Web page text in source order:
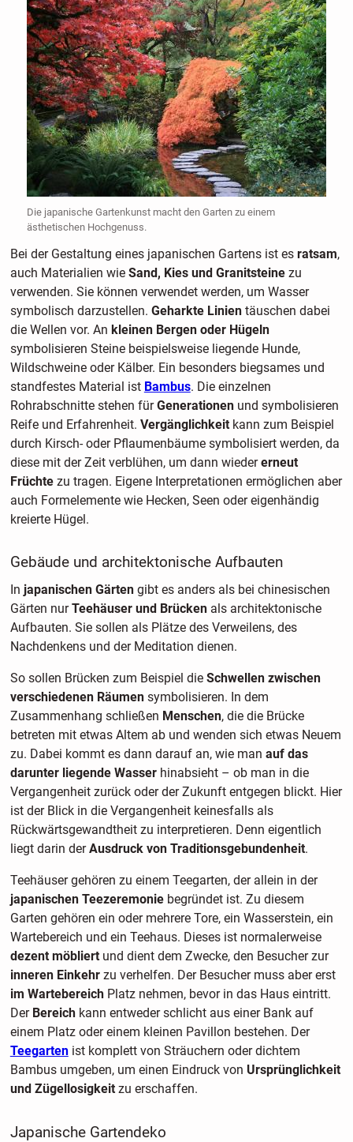
Die japanische Gartenkunst macht den Garten zu einem
ästhetischen Hochgenuss.
Bei der Gestaltung eines japanischen Gartens ist es ratsam,
auch Materialien wie Sand, Kies und Granitsteinezu
verwenden. Sie können verwendet werden, um Wasser
symbolisch darzustellen. Geharkte Linientäuschen dabei
die Wellen vor. An kleinen Bergen oder Hügeln
symbolisieren Steine beispielsweise liegende Hunde,
Wildschweine oder Kälber. Ein besonders biegsames und
standfestes Material ist Bambus. Die einzelnen
Rohrabschnitte stehen fürGenerationenund symbolisieren
Reife und Erfahrenheit. Vergänglichkeitkann zum Beispiel
durch Kirsch- oder Pflaumenbäume symbolisiert werden, da
diese mit der Zeit verblühen, um dann wiedererneut
Früchtezu tragen. Eigene Interpretationen ermöglichen aber
auch Formelemente wie Hecken, Seen oder eigenhändig
kreierte Hügel.
Gebäude und architektonische Aufbauten
In japanischen Gärtengibt es anders als bei chinesischen
Gärten nurTeehäuser und Brückenals architektonische
Aufbauten. Sie sollen als Plätze des Verweilens, des
Nachdenkens und der Meditation dienen.
So sollen Brücken zum Beispiel die Schwellen zwischen
verschiedenen Räumensymbolisieren. In dem
Zusammenhang schließen Menschen, die die Brücke
betreten mit etwas Altem ab und wenden sich etwas Neuem
zu. Dabei kommt es dann darauf an, wie man auf das
darunter liegende Wasserhinabsieht – ob man in die
Vergangenheit zurück oder der Zukunft entgegen blickt. Hier
ist der Blick in die Vergangenheit keinesfalls als
Rückwärtsgewandtheit zu interpretieren. Denn eigentlich
liegt darin derAusdruck von Traditionsgebundenheit.
Teehäuser gehören zu einem Teegarten, der allein in der
japanischen Teezeremoniebegründet ist. Zu diesem
Garten gehören ein oder mehrere Tore, ein Wasserstein, ein
Wartebereich und ein Teehaus. Dieses ist normalerweise
dezent möbliertund dient dem Zwecke, den Besucher zur
inneren Einkehrzu verhelfen. Der Besucher muss aber erst
im WartebereichPlatz nehmen, bevor in das Haus eintritt.
Der Bereichkann entweder schlicht aus einer Bank auf
einem Platz oder einem kleinen Pavillon bestehen. Der
Teegartenist komplett von Sträuchern oder dichtem
Bambus umgeben, um einen Eindruck von Ursprünglichkeit
und Zügellosigkeitzu erschaffen.
Japanische Gartendeko